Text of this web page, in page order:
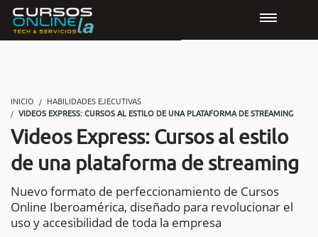
INICIO
HABILIDADES EJECUTIVAS
VIDEOS EXPRESS: CURSOS AL ESTILO DE UNA PLATAFORMA DE STREAMING
Videos Express: Cursos al estilo
de una plataforma de streaming
Nuevo formato de perfeccionamiento de Cursos
Online Iberoamérica, diseñado para revolucionar el
uso y accesibilidad de toda la empresa